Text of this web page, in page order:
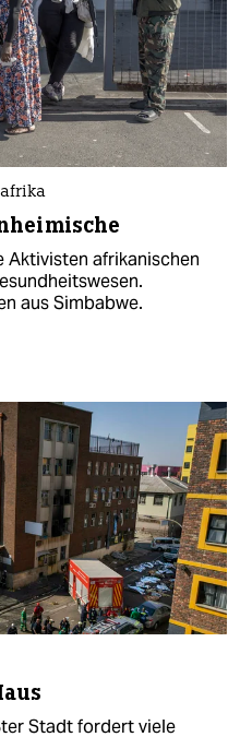
Aktivisten afrikanischen
aus Simbabwe.
Stadt fordert viele